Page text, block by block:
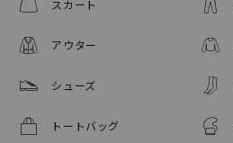
スカート
アウター
シューズ
トートバッグ